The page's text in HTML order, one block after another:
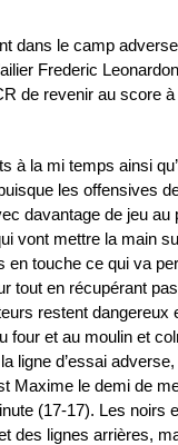
dans le camp
Frederic
de revenir au score
à la mi temps ainsi
les offensives
davantage de jeu
vont mettre la main
touche ce qui va
tout en récupérant
restent
four et au moulin et
ligne d’essai
Maxime le demi de
(17-17). Les noirs
des lignes arrières,